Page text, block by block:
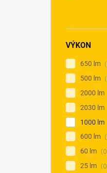
VÝKON
650 lm
500 lm
2000 lm
2030 lm
1000 lm
600 lm
60 lm
0
25 lm
0